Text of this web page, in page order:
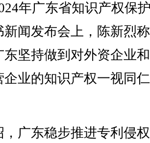
年广东省知识产权保
新闻发布会上，陈新烈
东坚持做到对外资企业
企业的知识产权一视同
东稳步推进专利侵